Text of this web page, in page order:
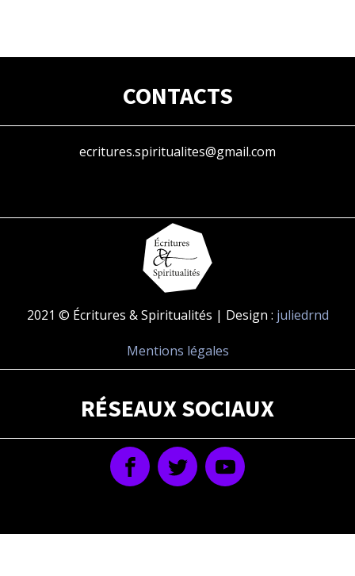
CONTACTS
ecritures.spiritualites@gmail.com
2021 © Écritures & Spiritualités | Design : juliedrnd
Mentions légales
RÉSEAUX SOCIAUX